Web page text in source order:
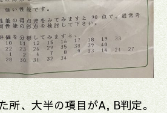
所、大半の項目がA, B判定。